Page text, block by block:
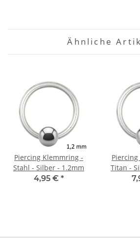
Ähnliche
Piercing Klemmring -
Stahl - Silber - 1.2mm
4,95 € *
Titan -